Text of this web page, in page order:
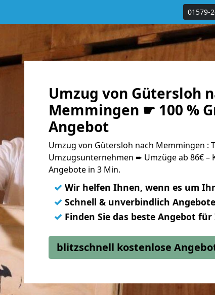
01579-
Umzug von Gütersloh
Memmingen ☛ 100 %
Angebot
Umzug von Gütersloh nach Memmingen :
Umzugsunternehmen ➨ Umzüge ab 86€ –
Angebote in 3 Min.
✓ Wir helfen Ihnen, wenn es um
✓ Schnell & unverbindlich
✓ Finden Sie das beste Angebot
blitzschnell kostenlose